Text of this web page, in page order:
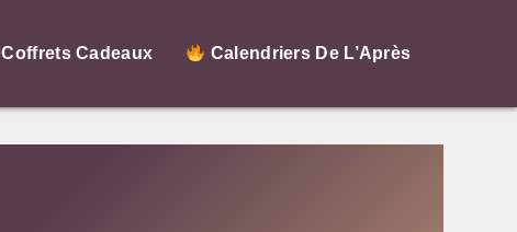
Coffrets Cadeaux Calendriers De L’Après